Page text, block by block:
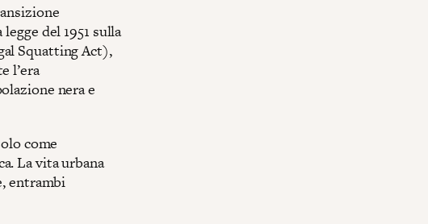
del 1951 sulla
Squatting Act),
l’era
nera e
come
La vita urbana
entrambi